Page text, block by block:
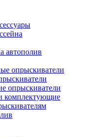
автополив
опрыскиватели
опрыскиватели
комплектующие